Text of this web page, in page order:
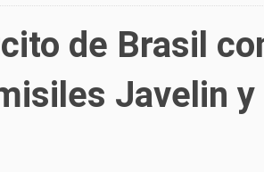
de Brasil
Javelin